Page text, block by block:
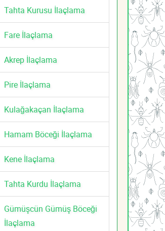
Tahta Kurusu İlaçlama
Fare İlaçlama
Akrep İlaçlama
Pire İlaçlama
Kulağakaçan İlaçlama
Hamam Böceği İlaçlama
Kene İlaçlama
Tahta Kurdu İlaçlama
Gümüşcün Gümüş Böceği
İlaçlama